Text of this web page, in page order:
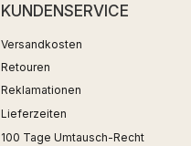
KUNDENSERVICE
Versandkosten
Retouren
Reklamationen
Lieferzeiten
100 Tage Umtausch-Recht